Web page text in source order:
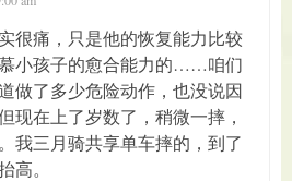
很痛，只是他的恢复能力比较
小孩子的愈合能力的……咱们
做了多少危险动作，也没说因
现在上了岁数了，稍微一摔，
我三月骑共享单车摔的，到了
高。